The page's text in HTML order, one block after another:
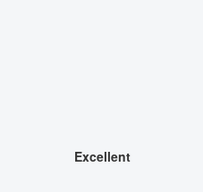
Excellent